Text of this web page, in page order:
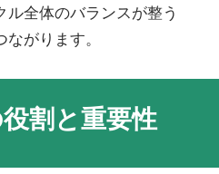
全体のバランスが整う
がります。
割と重要性